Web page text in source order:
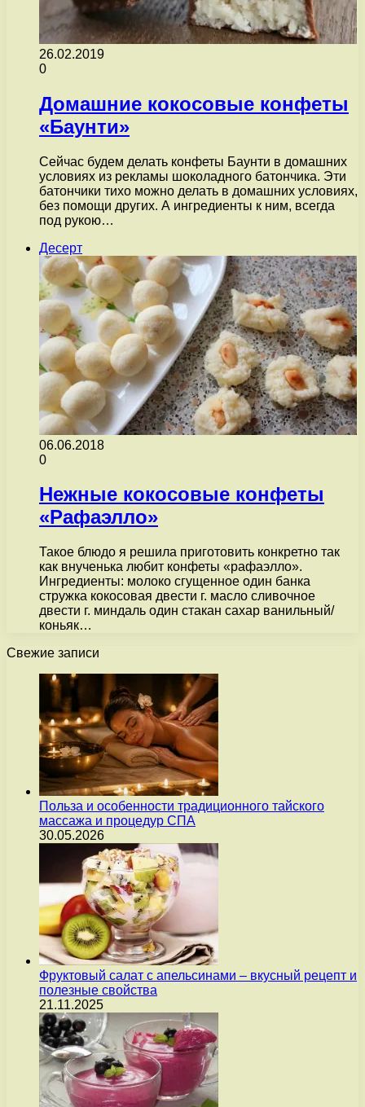
26.02.2019
0
Домашние кокосовые конфеты
«Баунти»
Сейчас будем делать конфеты Баунти в домашних
условиях из рекламы шоколадного батончика. Эти
батончики тихо можно делать в домашних условиях,
без помощи других. А ингредиенты к ним, всегда
под рукою…
Десерт
06.06.2018
0
Нежные кокосовые конфеты
«Рафаэлло»
Такое блюдо я решила приготовить конкретно так
как внученька любит конфеты «рафаэлло».
Ингредиенты: молоко сгущенное один банка
стружка кокосовая двести г. масло сливочное
двести г. миндаль один стакан сахар ванильный/
коньяк…
Свежие записи
Польза и особенности традиционного тайского
массажа и процедур СПА
30.05.2026
Фруктовый салат с апельсинами – вкусный рецепт и
полезные свойства
21.11.2025